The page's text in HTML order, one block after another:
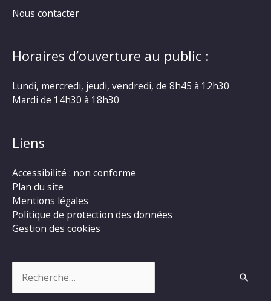
Nous contacter
Horaires d’ouverture au public :
Lundi, mercredi, jeudi, vendredi, de 8h45 à 12h30
Mardi de 14h30 à 18h30
Liens
Accessibilité : non conforme
Plan du site
Mentions légales
Politique de protection des données
Gestion des cookies